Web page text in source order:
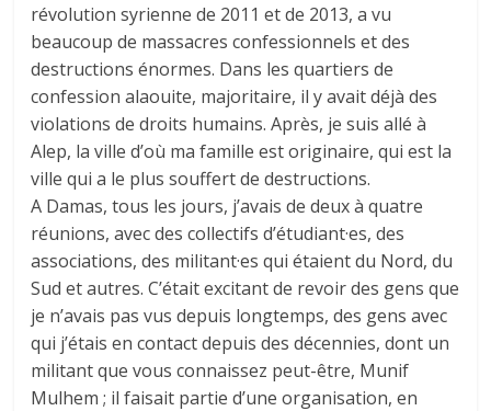
révolution syrienne de 2011 et de 2013, a vu
beaucoup de massacres confessionnels et des
destructions énormes. Dans les quartiers de
confession alaouite, majoritaire, il y avait déjà des
violations de droits humains. Après, je suis allé à
Alep, la ville d’où ma famille est originaire, qui est la
ville qui a le plus souffert de destructions.
A Damas, tous les jours, j’avais de deux à quatre
réunions, avec des collectifs d’étudiant·es, des
associations, des militant·es qui étaient du Nord, du
Sud et autres. C’était excitant de revoir des gens que
je n’avais pas vus depuis longtemps, des gens avec
qui j’étais en contact depuis des décennies, dont un
militant que vous connaissez peut-être, Munif
Mulhem ; il faisait partie d’une organisation, en